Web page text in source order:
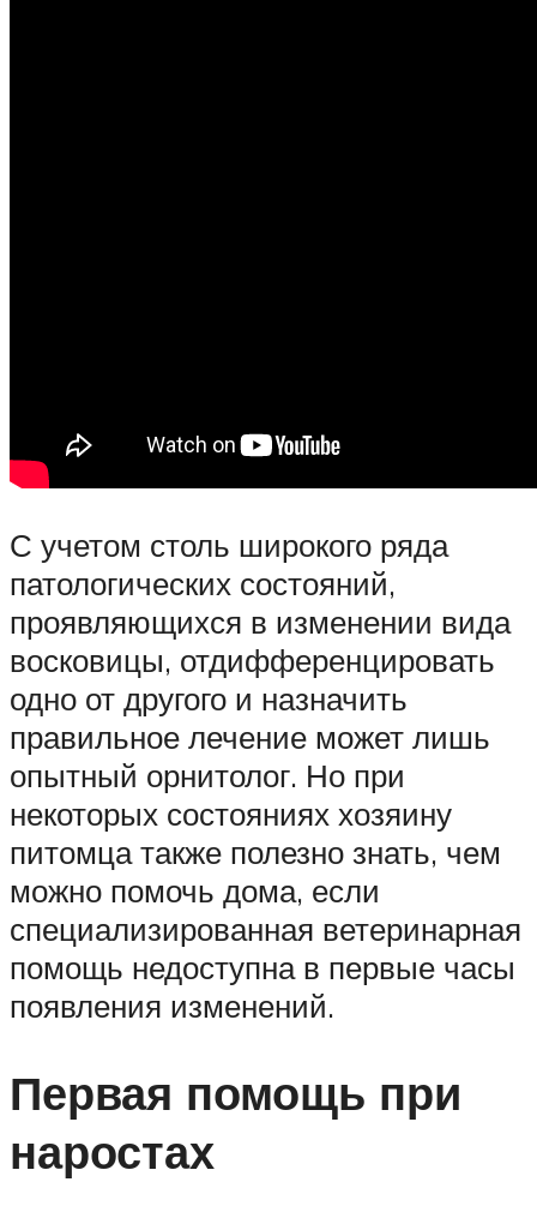
С учетом столь широкого ряда
патологических состояний,
проявляющихся в изменении вида
восковицы, отдифференцировать
одно от другого и назначить
правильное лечение может лишь
опытный орнитолог. Но при
некоторых состояниях хозяину
питомца также полезно знать, чем
можно помочь дома, если
специализированная ветеринарная
помощь недоступна в первые часы
появления изменений.
Первая помощь при
наростах